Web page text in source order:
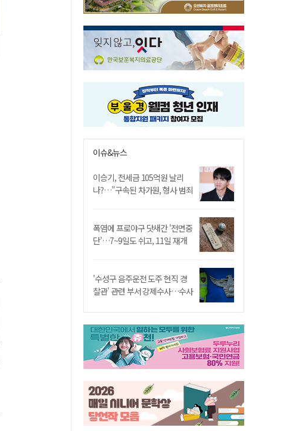
이슈&뉴스
이승기, 전세금 105억원 날리
나?…"구속된 차가원, 형사 범죄
폭염에 프로야구 닷새간 '전면중
단'…7~9일도 쉬고, 11일 재개
'수성구 음주운전 도주 현직 경
찰관' 관련 부서 강제수사…수사